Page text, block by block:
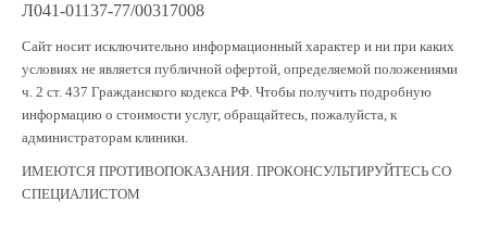
Л041-01137-77/00317008
Сайт носит исключительно информационный характер и ни при каких
условиях не является публичной офертой, определяемой положениями
ч. 2 ст. 437 Гражданского кодекса РФ. Чтобы получить подробную
информацию о стоимости услуг, обращайтесь, пожалуйста, к
администраторам клиники.
ИМЕЮТСЯ ПРОТИВОПОКАЗАНИЯ. ПРОКОНСУЛЬТИРУЙТЕСЬ СО
СПЕЦИАЛИСТОМ